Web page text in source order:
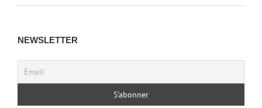
NEWSLETTER